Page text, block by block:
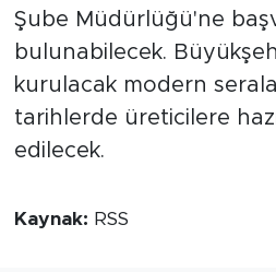
Şube Müdürlüğü'ne
bulunabilecek.
kurulacak modern
tarihlerde üreticilere
edilecek.
Kaynak: RSS